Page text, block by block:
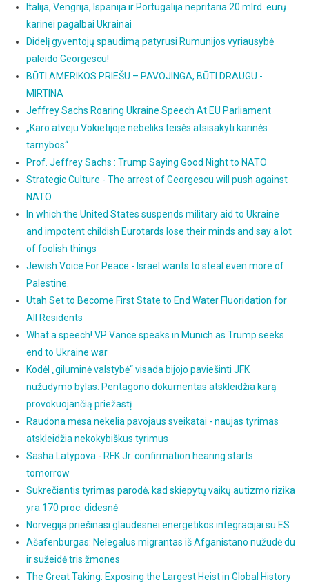
Italija, Vengrija, Ispanija ir Portugalija nepritaria 20 mlrd. eurų
karinei pagalbai Ukrainai
Didelį gyventojų spaudimą patyrusi Rumunijos vyriausybė
paleido Georgescu!
BŪTI AMERIKOS PRIEŠU – PAVOJINGA, BŪTI DRAUGU -
MIRTINA
Jeffrey Sachs Roaring Ukraine Speech At EU Parliament
„Karo atveju Vokietijoje nebeliks teisės atsisakyti karinės
tarnybos“
Prof. Jeffrey Sachs : Trump Saying Good Night to NATO
Strategic Culture - The arrest of Georgescu will push against
NATO
In which the United States suspends military aid to Ukraine
and impotent childish Eurotards lose their minds and say a lot
of foolish things
Jewish Voice For Peace - Israel wants to steal even more of
Palestine.
Utah Set to Become First State to End Water Fluoridation for
All Residents
What a speech! VP Vance speaks in Munich as Trump seeks
end to Ukraine war
Kodėl „giluminė valstybė“ visada bijojo paviešinti JFK
nužudymo bylas: Pentagono dokumentas atskleidžia karą
provokuojančią priežastį
Raudona mėsa nekelia pavojaus sveikatai - naujas tyrimas
atskleidžia nekokybiškus tyrimus
Sasha Latypova - RFK Jr. confirmation hearing starts
tomorrow
Sukrečiantis tyrimas parodė, kad skiepytų vaikų autizmo rizika
yra 170 proc. didesnė
Norvegija priešinasi glaudesnei energetikos integracijai su ES
Ašafenburgas: Nelegalus migrantas iš Afganistano nužudė du
ir sužeidė tris žmones
The Great Taking: Exposing the Largest Heist in Global History